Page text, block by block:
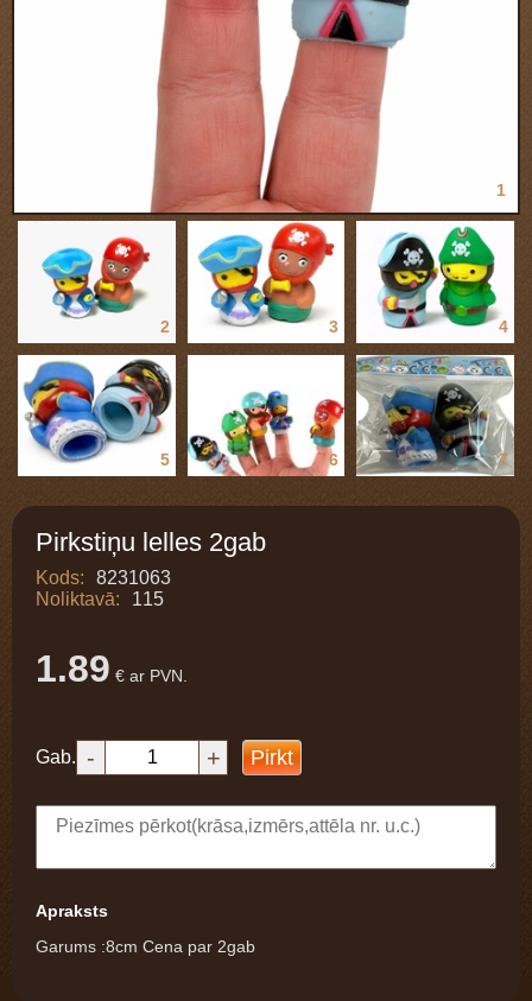
1
2 3 4
5 6 7
Pirkstiņu lelles 2gab
Kods:
8231063
Noliktavā:
115
1.89 € ar PVN.
Gab. - + Pirkt
Apraksts
Garums :8cm Cena par 2gab